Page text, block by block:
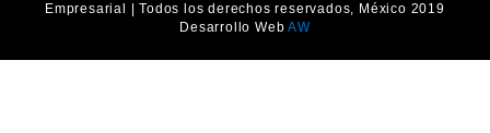
Empresarial | Todos los derechos reservados, México 2019
Desarrollo WebAW